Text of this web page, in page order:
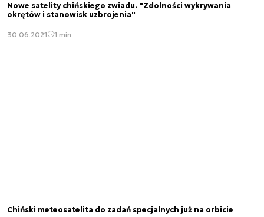
Nowe satelity chińskiego zwiadu. "Zdolności wykrywania
okrętów i stanowisk uzbrojenia"
30.06.2021 1 min.
Chiński meteosatelita do zadań specjalnych już na orbicie